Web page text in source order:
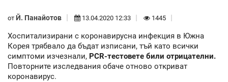
от Й. Панайотов 13.04.2020 12:33 1445
Хоспитализирани с коронавирусна инфекция в Южна
Корея трябвало да бъдат изписани, тъй като всички
симптоми изчезнали, PCR-тестовете били отрицателни.
Повторните изследвания обаче отново откриват
коронавирус.